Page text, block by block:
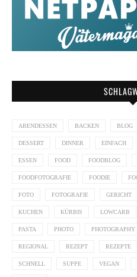
ABENDESSEN BACKEN BLOG
DESSERT DINNER EINFACH
ESSEN FOOD FOODBLOG
FOODFOTOGRAFIE FOODIE
FOTO FOTOGRAFIE GERICHT
KUCHEN KÜRBIS LOWCARB
PASTA PHOTO PHOTOGRAPHY
REGIONAL REZEPT REZEPTE
SCHNELL SUPPE VEGAN